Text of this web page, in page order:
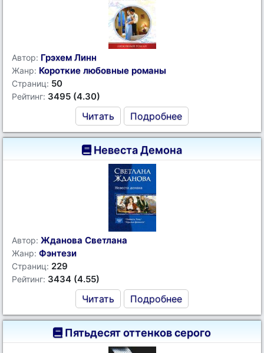
Автор: Грэхем Линн
Жанр: Короткие любовные романы
Страниц: 50
Рейтинг: 3495 (4.30)
Читать Подробнее
Невеста Демона
Автор: Жданова Светлана
Жанр: Фэнтези
Страниц: 229
Рейтинг: 3434 (4.55)
Читать Подробнее
Пятьдесят оттенков серого